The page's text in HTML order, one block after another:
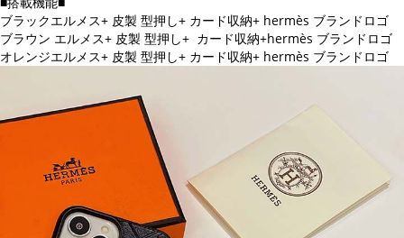
ブラックエルメス+ 皮製 型押し+ カード収納+ hermès ブランドロゴ
ブラウン エルメス+ 皮製 型押し+ カード収納+hermès ブランドロゴ
オレンジエルメス+ 皮製 型押し+ カード収納+ hermès ブランドロゴ